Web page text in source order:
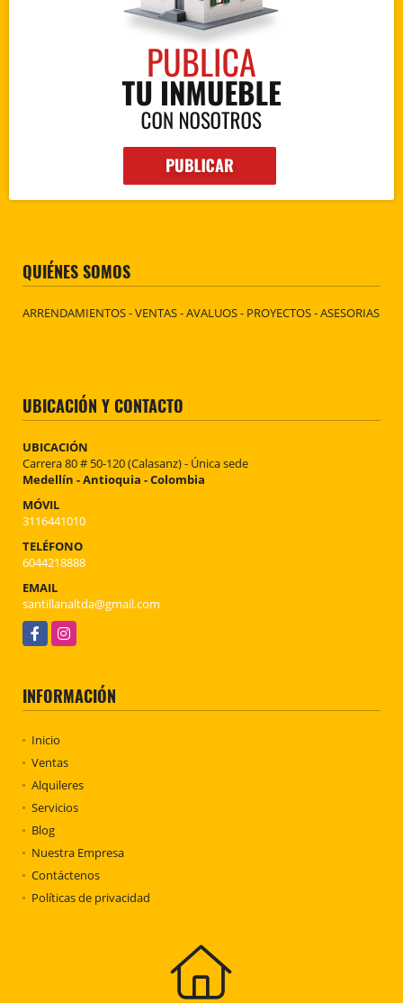
QUIÉNES SOMOS
ARRENDAMIENTOS - VENTAS - AVALUOS - PROYECTOS - ASESORIAS
UBICACIÓN Y CONTACTO
UBICACIÓN
Carrera 80 # 50-120 (Calasanz) - Única sede
Medellín - Antioquia - Colombia
MÓVIL
3116441010
TELÉFONO
6044218888
EMAIL
santillanaltda@gmail.com
FacebookInstagram
INFORMACIÓN
Inicio
Ventas
Alquileres
Servicios
Blog
Nuestra Empresa
Contáctenos
Políticas de privacidad